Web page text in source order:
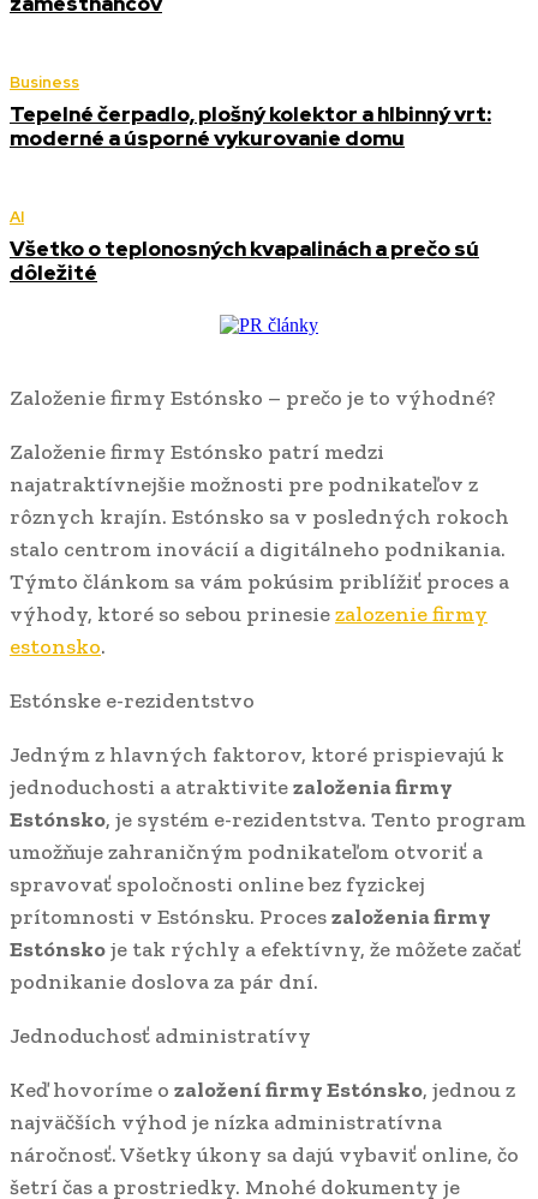
Business
Tepelné čerpadlo, plošný kolektor a hlbinný vrt:
moderné a úsporné vykurovanie domu
AI
Všetko o teplonosných kvapalinách a prečo sú
dôležité
Založenie firmy Estónsko – prečo je to výhodné?
Založenie firmy Estónsko patrí medzi
najatraktívnejšie možnosti pre podnikateľov z
rôznych krajín. Estónsko sa v posledných rokoch
stalo centrom inovácií a digitálneho podnikania.
Týmto článkom sa vám pokúsim priblížiť proces a
výhody, ktoré so sebou prinesiezalozenie firmy
estonsko.
Estónske e-rezidentstvo
Jedným z hlavných faktorov, ktoré prispievajú k
jednoduchosti a atraktivitezaloženia firmy
Estónsko, je systém e-rezidentstva. Tento program
umožňuje zahraničným podnikateľom otvoriť a
spravovať spoločnosti online bez fyzickej
prítomnosti v Estónsku. Proceszaloženia firmy
Estónskoje tak rýchly a efektívny, že môžete začať
podnikanie doslova za pár dní.
Jednoduchosť administratívy
Keď hovoríme o založení firmy Estónsko, jednou z
najväčších výhod je nízka administratívna
náročnosť. Všetky úkony sa dajú vybaviť online, čo
šetrí čas a prostriedky. Mnohé dokumenty je